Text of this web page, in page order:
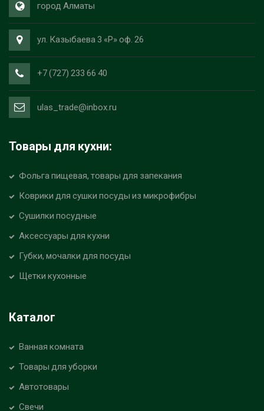
город Алматы
ул. Казыбаева 3 «Р» оф. 26
+7 (727) 233 66 40
ulas_trade@inbox.ru
Товары для кухни:
Фольга пищевая, товары для запекания
Коврики для сушки посуды из микрофибры
Сушилки посудные
Аксессуары для кухни
Губки, мочалки для посуды
Щетки кухонные
Каталог
Ванная комната
Товары для уборки
Автотовары
Свечи